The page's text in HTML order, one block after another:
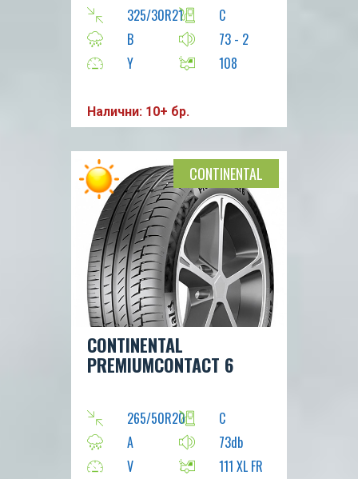
325/30R21
C
B
73 - 2
Y
108
Налични: 10+ бр.
CONTINENTAL
PREMIUMCONTACT 6
265/50R20
C
A
73db
V
111 XL FR
CONTINENTAL